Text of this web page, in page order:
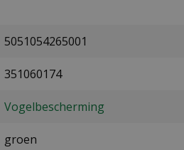
5051054265001
351060174
Vogelbescherming
groen